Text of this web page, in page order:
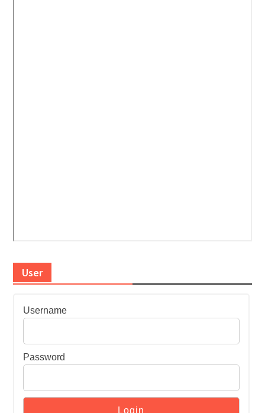
User
Username
Password